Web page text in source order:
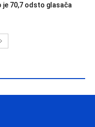
je 70,7 odsto glasača